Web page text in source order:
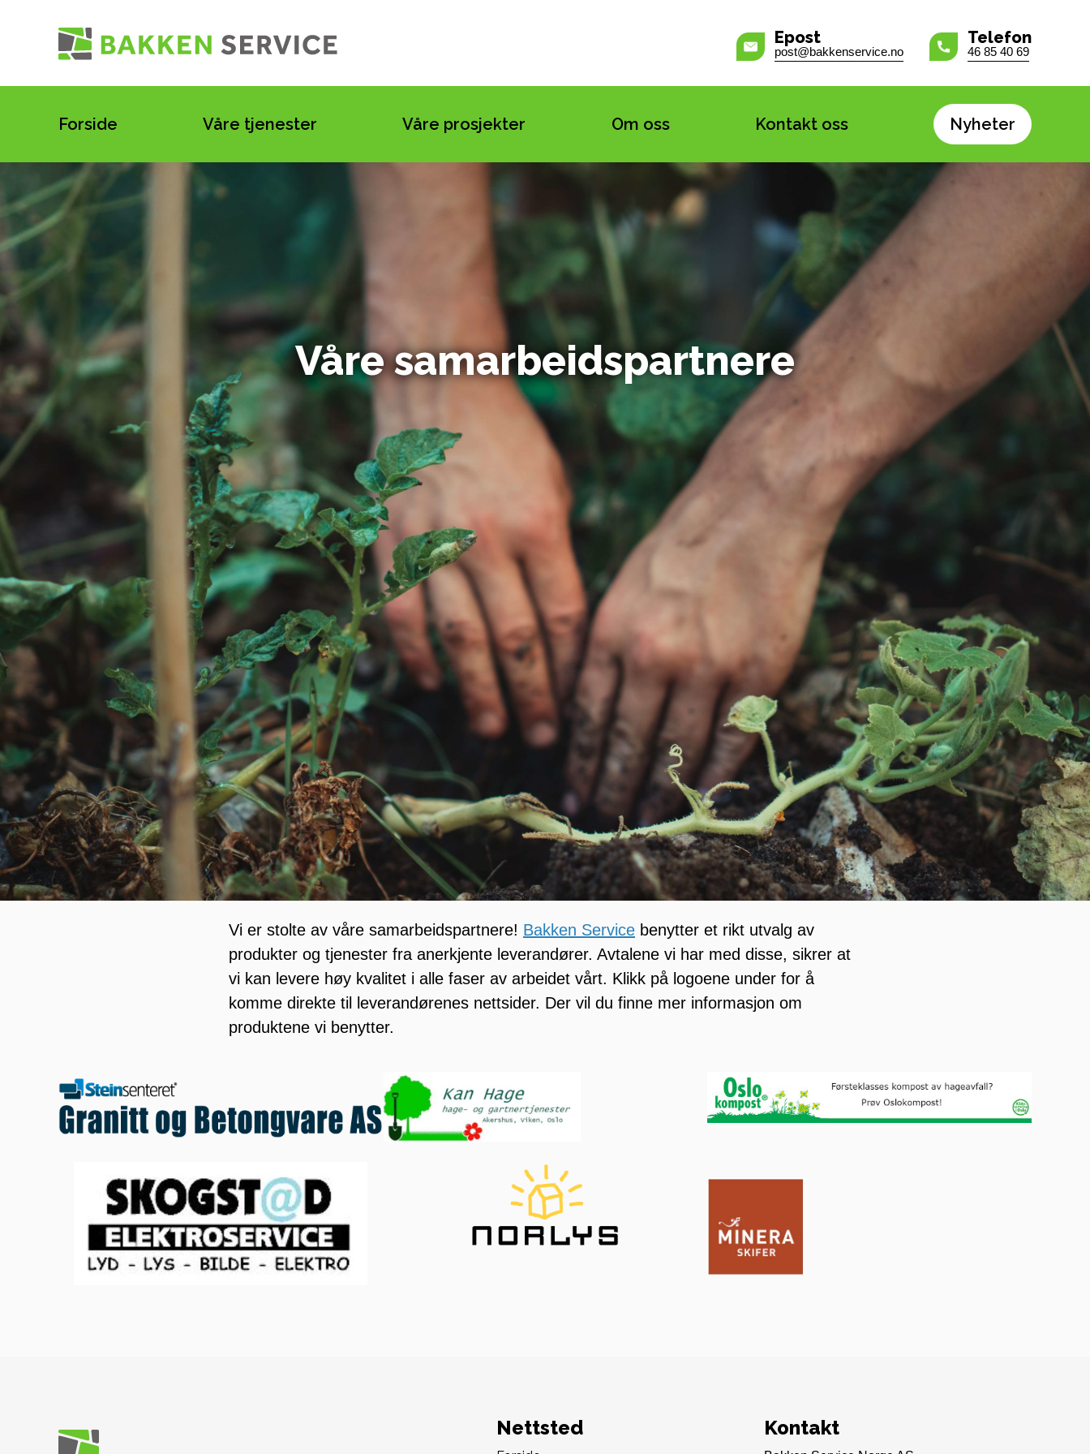
Epost
post@bakkenservice.no
Telefon
46 85 40 69
Forside Våre tjenester Våre prosjekter Om oss Kontakt oss Nyheter
Våre samarbeidspartnere
Vi er stolte av våre samarbeidspartnere! Bakken Service benytter et rikt utvalg av
produkter og tjenester fra anerkjente leverandører. Avtalene vi har med disse, sikrer at
vi kan levere høy kvalitet i alle faser av arbeidet vårt. Klikk på logoene under for å
komme direkte til leverandørenes nettsider. Der vil du finne mer informasjon om
produktene vi benytter.
Nettsted Kontakt